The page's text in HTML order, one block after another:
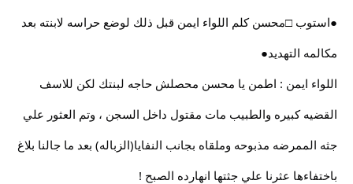
●استوب □محسن كلم اللواء ايمن قبل ذلك لوضع حراسه لابنته بعد
مكالمه التهديد●
اللواء ايمن : اطمن يا محسن محصلش حاجه لبنتك لكن للاسف
القضيه كبيره والطبيب مات مقتول داخل السجن ، وتم العثور علي
جثه الممرضه مذبوحه وملقاه بجانب النفايا(الزباله) بعد ما جالنا بلاغ
باختفاءها عثرنا علي جثتها انهارده الصبح !